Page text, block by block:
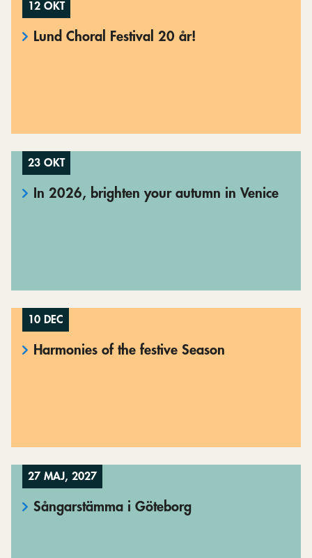
12 OKT
Lund Choral Festival 20 år!
23 OKT
In 2026, brighten your autumn in Venice
10 DEC
Harmonies of the festive Season
27 MAJ, 2027
Sångarstämma i Göteborg